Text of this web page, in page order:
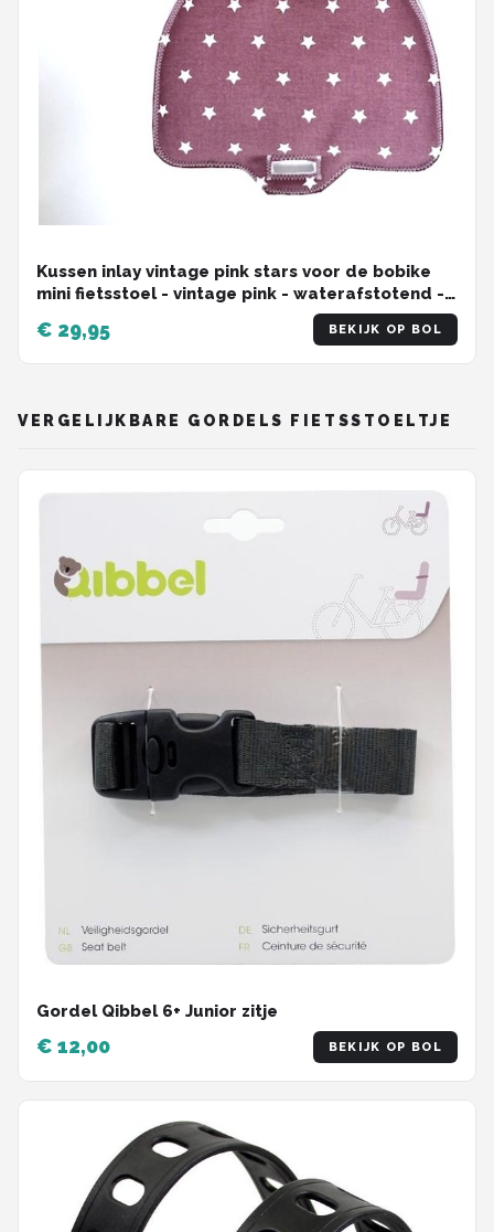
Kussen inlay vintage pink stars voor de bobike
mini fietsstoel - vintage pink - waterafstotend -
€ 29,95 BEKIJK OP BOL
VERGELIJKBARE GORDELS FIETSSTOELTJE
Gordel Qibbel 6+ Junior zitje
€ 12,00 BEKIJK OP BOL